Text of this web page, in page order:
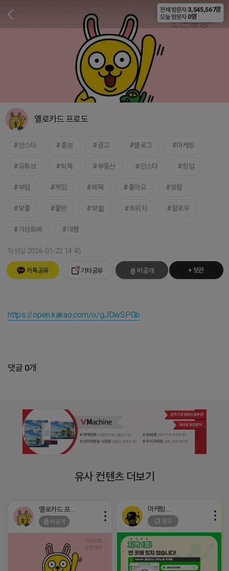
비공개
옐로카드 프로도
인스타 홍보 광고 블로그 마케팅
유튜브 틱톡 부동산 인스타 창업
부업 게임 페북 좋아요 맞팔
맞좋 좋반 맞핱 트위치 팔로우
가상화폐 대행
작성일 2026-01-22 14:45
카톡공유 기타공유 비공개 + 보관
https://open.kakao.com/o/gJDwSPGb
댓글 0개
유사 컨텐츠 더보기
옐로카드 프로도
비공개 광고
전체 방문자 3,545,567명
오늘 방문자 0명